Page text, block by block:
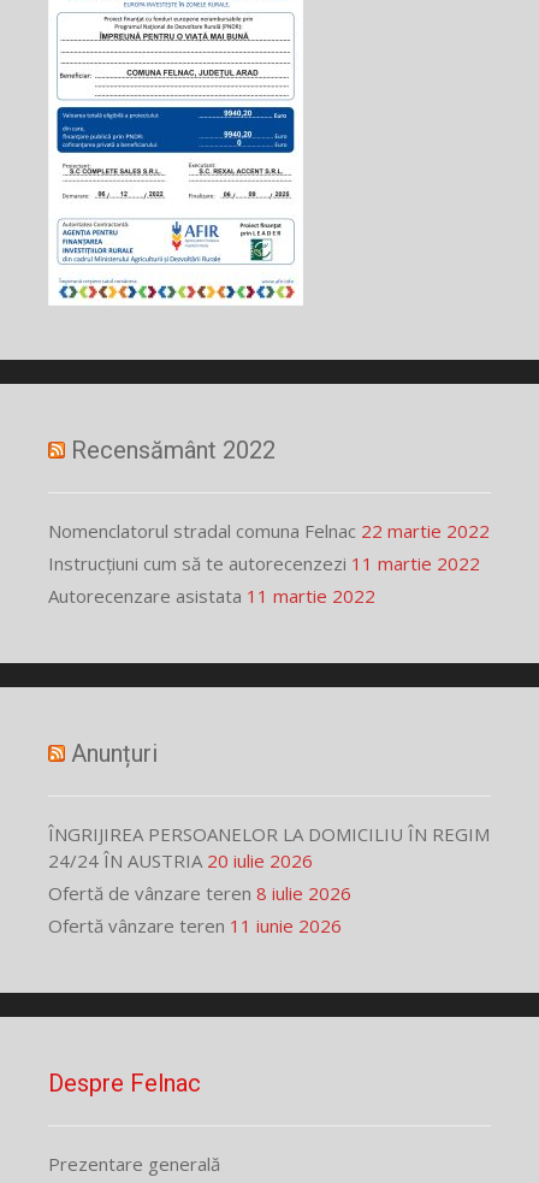
Recensământ 2022
Nomenclatorul stradal comuna Felnac 22 martie 2022
Instrucțiuni cum să te autorecenzezi 11 martie 2022
Autorecenzare asistata 11 martie 2022
Anunțuri
ÎNGRIJIREA PERSOANELOR LA DOMICILIU ÎN REGIM
24/24 ÎN AUSTRIA 20 iulie 2026
Ofertă de vânzare teren 8 iulie 2026
Ofertă vânzare teren 11 iunie 2026
Despre Felnac
Prezentare generală